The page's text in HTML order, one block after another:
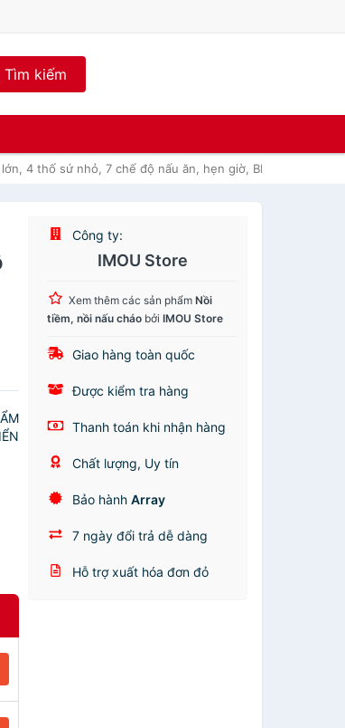
Tìm kiếm
4 thố sứ nhỏ, 7 chế độ nấu ăn, hẹn giờ, BH 18 tháng -
Công ty:
IMOU Store
Xem thêm các sản phẩmNồi
tiềm, nồi nấu cháo bởiIMOU Store
Giao hàng toàn quốc
Được kiểm tra hàng
Thanh toán khi nhận hàng
Chất lượng, Uy tín
Bảo hànhArray
7 ngày đổi trả dễ dàng
Hỗ trợ xuất hóa đơn đỏ